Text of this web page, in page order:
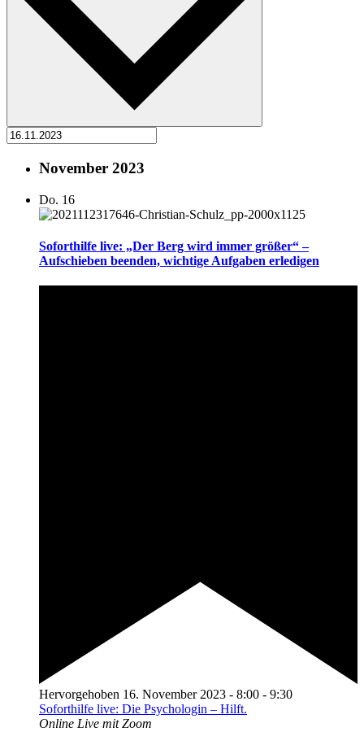
November 2023
Do. 16
Soforthilfe live: „Der Berg wird immer größer“ –
Aufschieben beenden, wichtige Aufgaben erledigen
Hervorgehoben 16. November 2023 - 8:00 - 9:30
Soforthilfe live: Die Psychologin – Hilft.
Online Live mit Zoom